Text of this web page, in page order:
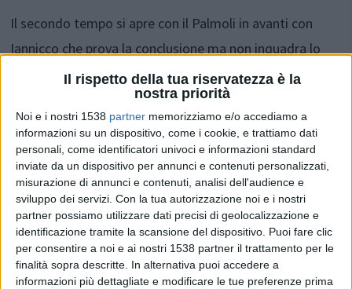
Il rispetto della tua riservatezza è la
nostra priorità
Noi e i nostri 1538 partner memorizziamo e/o accediamo a
informazioni su un dispositivo, come i cookie, e trattiamo dati
personali, come identificatori univoci e informazioni standard
inviate da un dispositivo per annunci e contenuti personalizzati,
misurazione di annunci e contenuti, analisi dell'audience e
sviluppo dei servizi. Con la tua autorizzazione noi e i nostri
partner possiamo utilizzare dati precisi di geolocalizzazione e
identificazione tramite la scansione del dispositivo. Puoi fare clic
per consentire a noi e ai nostri 1538 partner il trattamento per le
finalità sopra descritte. In alternativa puoi accedere a
informazioni più dettagliate e modificare le tue preferenze prima
Il secondo tempo si apre con il Palmoli in avanti con
Iannicco che prova la conclusione ma non inquadra lo
specchio della porta.
Risponde subito il Pescara conEugeni che sguscia tra
le maglie della difesa avversaria e trafigge
D'Onofrioper il vantaggio biancazzurro.
Dopo aver sciupato una ghiotta occasione per il
raddoppio è l'Audax a trovare la via del gol. Zullo vola e
devia in angolo un insidioso tiro di Iannicco ma, sugli